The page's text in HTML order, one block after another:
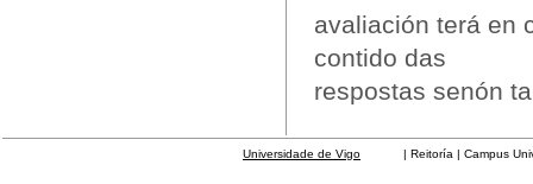
avaliación terá en
contido das
respostas senón
Universidade de Vigo | Reitoría | Campus